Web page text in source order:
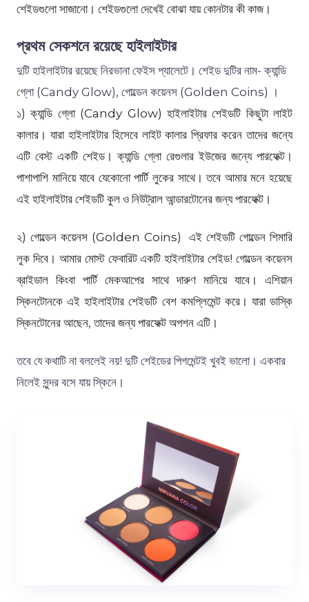
শেইডগুলো সাজানো। শেইডগুলো দেখেই বোঝা যায় কোনটার কী কাজ।
প্রথম সেকশনে রয়েছে হাইলাইটার
দুটি হাইলাইটার রয়েছে নিরভানা ফেইস প্যালেটে। শেইড দুটির নাম- ক্যান্ডি
গ্লো (Candy Glow), গোল্ডেন কয়েনস (Golden Coins) ।
১) ক্যান্ডি গ্লো (Candy Glow) হাইলাইটার শেইডটি কিছুটা লাইট
কালার। যারা হাইলাইটার হিসেবে লাইট কালার প্রিফার করেন তাদের জন্যে
এটি বেস্ট একটি শেইড। ক্যান্ডি গ্লো রেগুলার ইউজের জন্যে পারফেক্ট।
পাশাপাশি মানিয়ে যাবে যেকোনো পার্টি লুকের সাথে। তবে আমার মনে হয়েছে
এই হাইলাইটার শেইডটি কুল ও নিউট্রাল আন্ডারটোনের জন্য পারফেক্ট।
২) গোল্ডেন কয়েনস (Golden Coins) এই শেইডটি গোল্ডেন শিমারি
লুক দিবে। আমার মোস্ট ফেবারিট একটি হাইলাইটার শেইড! গোল্ডেন কয়েনস
ব্রাইডাল কিংবা পার্টি মেকআপের সাথে দারুণ মানিয়ে যাবে। এশিয়ান
স্কিনটোনকে এই হাইলাইটার শেইডটি বেশ কমপ্লিমেন্ট করে। যারা ডাস্কি
স্কিনটোনের আছেন, তাদের জন্য পারফেক্ট অপশন এটি।
তবে যে কথাটি না বললেই নয়! দুটি শেইডের পিগমেন্টই খুবই ভালো। একবার
নিলেই সুন্দর বসে যায় স্কিনে।